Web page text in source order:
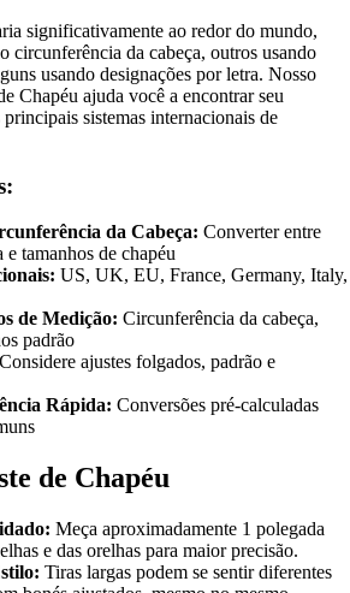
significativamente ao redor do mundo,
circunferência da cabeça, outros usando
usando designações por letra. Nosso
Chapéu ajuda você a encontrar seu
sistemas internacionais de
da Cabeça: Converter entre
e tamanhos de chapéu
US, UK, EU, France, Germany, Italy,
de Medição: Circunferência da cabeça,
padrão
Considere ajustes folgados, padrão e
Rápida: Conversões pré-calculadas
de Chapéu
Meça aproximadamente 1 polegada
e das orelhas para maior precisão.
Tiras largas podem se sentir diferentes